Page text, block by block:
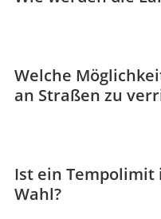
Welche
an Straßen zu
Ist ein
Wahl?